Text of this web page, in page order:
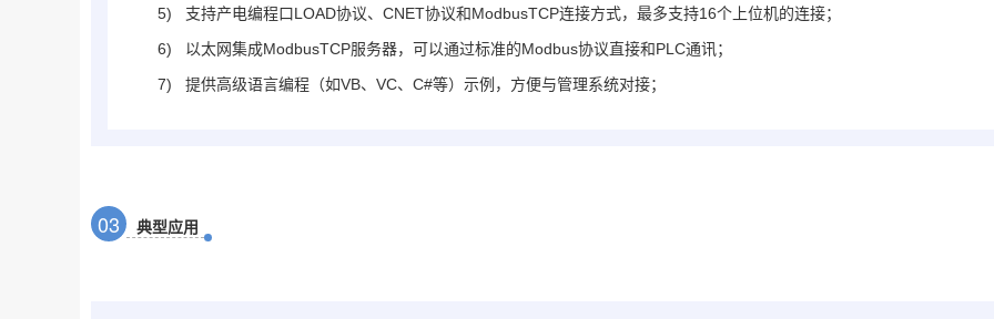
5)
支持产电编程口LOAD协议、CNET协议和ModbusTCP连接方式，最多支持16个上位机的连接；
6)
以太网集成ModbusTCP服务器，可以通过标准的Modbus协议直接和PLC通讯；
7)
提供高级语言编程（如VB、VC、C#等）示例，方便与管理系统对接；
03 典型应用